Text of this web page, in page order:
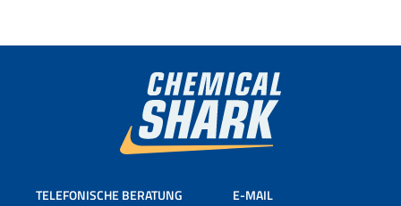
TELEFONISCHE BERATUNG E-MAIL